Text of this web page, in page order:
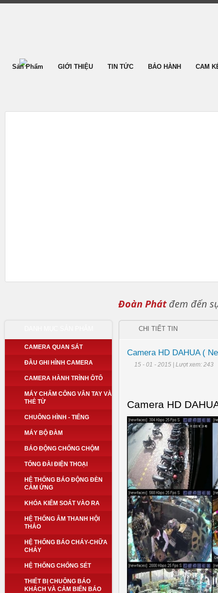
Sản Phẩm GIỚI THIỆU TIN TỨC BẢO HÀNH CAM
Đoàn Phátđem đến
CAMERA QUAN SÁT
ĐẦU GHI HÌNH CAMERA
CAMERA HÀNH TRÌNH ÔTÔ
MÁY CHẤM CÔNG VÂN TAY VÀ
THẺ TỪ
CHUÔNG HÌNH - TIẾNG
MÁY BỘ ĐÀM
BÁO ĐỘNG CHỐNG CHỘM
TỔNG ĐÀI ĐIỆN THOẠI
HỆ THỐNG BÁO ĐỘNG ĐÈN
CẢM ỨNG
KHÓA KIỂM SOÁT VÀO RA
HỆ THỐNG ÂM THANH HỘI
THẢO
HỆ THỐNG BÁO CHÁY-CHỮA
CHÁY
HỆ THỐNG CHỐNG SÉT
THIẾT BỊ CHUÔNG BÁO
KHÁCH VÀ CẢM BIẾN BÁO
CHI TIẾT TIN
Camera HD DAHUA (
15 - 01 - 2015 | Lượt xem: 243
Camera HD